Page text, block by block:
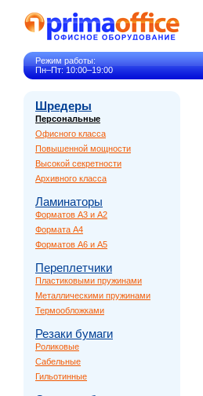
Режим работы:
Пн–Пт: 10:00–19:00
Шредеры
Персональные
Офисного класса
Повышенной мощности
Высокой секретности
Архивного класса
Ламинаторы
Форматов A3 и A2
Формата A4
Форматов A6 и A5
Переплетчики
Пластиковыми пружинами
Металлическими пружинами
Термообложками
Резаки бумаги
Роликовые
Сабельные
Гильотинные